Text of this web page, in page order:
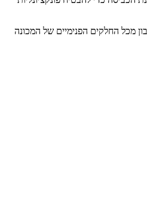
מכל החלקים הפנימיים של המכונה